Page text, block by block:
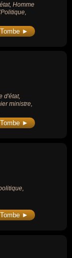
Homme
Tombe ►
d'état,
ministre,
Tombe ►
Tombe ►